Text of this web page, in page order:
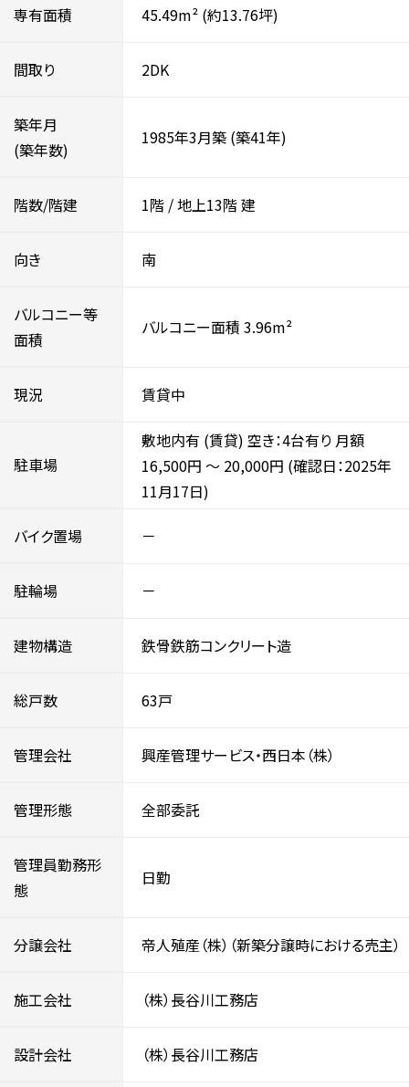
専有面積 45.49m² (約13.76坪)
間取り 2DK
築年月
(築年数)
1985年3月築 (築41年)
階数/階建 1階 /地上13階建
向き 南
バルコニー等
面積
バルコニー面積 3.96m²
現況 賃貸中
駐車場
敷地内有 (賃貸) 空き：4台有り 月額
16,500円 ～ 20,000円 (確認日：2025年
11月17日)
バイク置場 －
駐輪場 －
建物構造 鉄骨鉄筋コンクリート造
総戸数 63戸
管理会社 興産管理サービス・西日本（株）
管理形態 全部委託
管理員勤務形
態
日勤
分譲会社 帝人殖産（株）（新築分譲時における売主）
施工会社 （株）長谷川工務店
設計会社 （株）長谷川工務店